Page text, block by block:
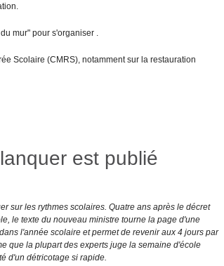
mur" pour s'organiser .
Scolaire (CMRS), notamment sur la restauration
est publié
sur les rythmes scolaires. Quatre ans après le décret
le texte du nouveau ministre tourne la page d'une
l'année scolaire et permet de revenir aux 4 jours par
que la plupart des experts juge la semaine d'école
d'un détricotage si rapide.